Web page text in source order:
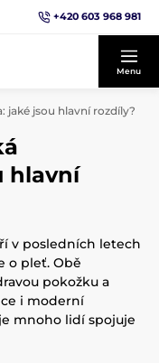
+420 603 968 981
Menu
jaké jsou hlavní rozdíly?
hlavní
v posledních letech
o pleť. Obě
pokožku a
i moderní
mnoho lidí spojuje